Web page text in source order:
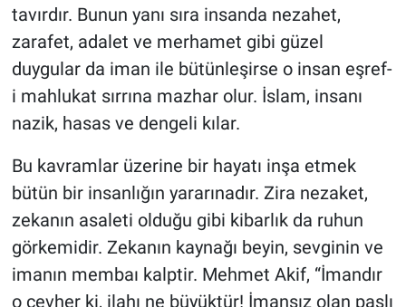
tavırdır. Bunun yanı sıra insanda nezahet,
zarafet, adalet ve merhamet gibi güzel
duygular da iman ile bütünleşirse o insan eşref-
i mahlukat sırrına mazhar olur. İslam, insanı
nazik, hasas ve dengeli kılar.
Bu kavramlar üzerine bir hayatı inşa etmek
bütün bir insanlığın yararınadır. Zira nezaket,
zekanın asaleti olduğu gibi kibarlık da ruhun
görkemidir. Zekanın kaynağı beyin, sevginin ve
imanın membaı kalptir. Mehmet Akif, “İmandır
o cevher ki, ilahı ne büyüktür! İmansız olan paslı